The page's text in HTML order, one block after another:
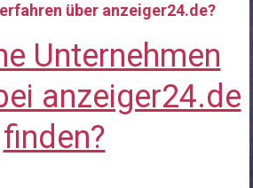
über anzeiger24.de?
Unternehmen
anzeiger24.de
finden?